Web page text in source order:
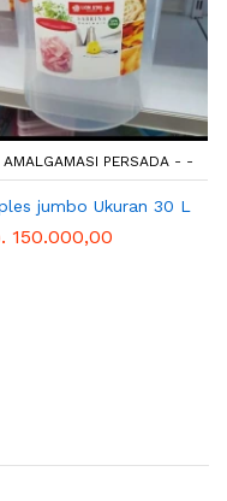
AMALGAMASI PERSADA - -
jumbo Ukuran 30 L
150.000,00